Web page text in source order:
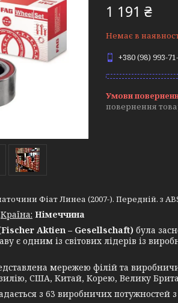
1 191 ₴
Немає в
+380 (98) 993-
повернення
Фіат Линеа (2007-). Передній. з
Крaїна: Німеччина
Aktien – Gesellschaft) була
є одним із світових лідерів із
мережею філій та
США, Китай, Корею, Велику
з 63 виробничих потужностей з